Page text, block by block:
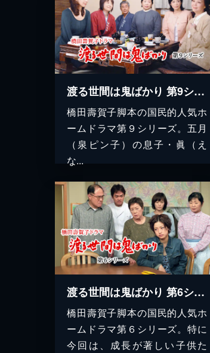
渡る世間は鬼ばかり 第9シリーズ(橋田壽賀子ドラマ)
橋田壽賀子脚本の国民的人気ホ
ームドラマ第９シリーズ。五月
（泉ピン子）の息子・眞（え
な...
渡る世間は鬼ばかり 第6シリーズ(橋田壽賀子ドラマ)
橋田壽賀子脚本の国民的人気ホ
ームドラマ第６シリーズ。特に
今回は、成長が著しい子供た